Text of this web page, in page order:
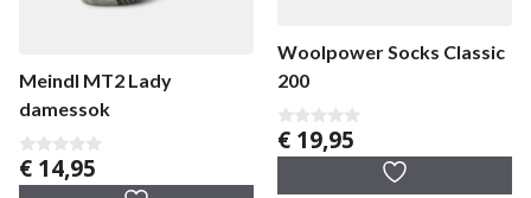
Meindl MT2 Lady
damessok
0
v
€ 14,95
Woolpower Socks Classic
200
0
v
€ 19,95